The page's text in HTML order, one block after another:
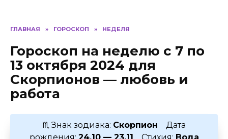
ГЛАВНАЯ » ГОРОСКОП » НЕДЕЛЯ
Гороскоп на неделю с 7 по
13 октября 2024 для
Скорпионов — любовь и
работа
♏ Знак зодиака: Скорпион Дата